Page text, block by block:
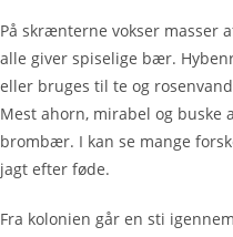
På skrænterne vokser masser
alle giver spiselige bær.
eller bruges til te og
Mest ahorn, mirabel og buske
brombær. I kan se mange
jagt efter føde.
Fra kolonien går en sti